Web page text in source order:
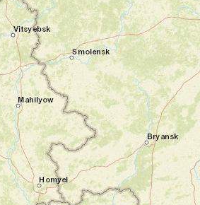
retrouve à 9h pour partir
l’un des plus grands sites
du bassin méditerranéen.
Celsus, voie des Courètes,
Ici, la pierre parle
grandeur. Dans l’après-midi,
musée archéologique de
statues monumentales
contemplent depuis les
sur la basilique Saint-Jean,
siècle sur le tombeau de
de charme